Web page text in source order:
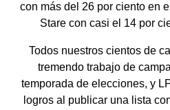
con más del 26 por ciento en
Stare con casi el 14 por
Todos nuestros cientos de
tremendo trabajo de
temporada de elecciones, y
logros al publicar una lista